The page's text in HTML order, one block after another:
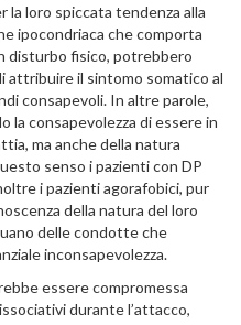
la loro spiccata tendenza alla
ipocondriaca che comporta
disturbo fisico, potrebbero
attribuire il sintomo somatico al
consapevoli. In altre parole,
la consapevolezza di essere in
ma anche della natura
senso i pazienti con DP
i pazienti agorafobici, pur
della natura del loro
delle condotte che
inconsapevolezza.
essere compromessa
durante l’attacco,